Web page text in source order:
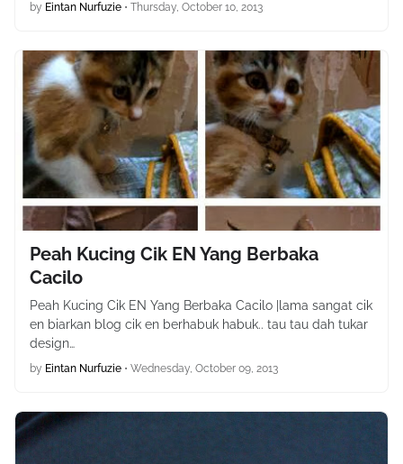
by Eintan Nurfuzie • Thursday, October 10, 2013
Peah Kucing Cik EN Yang Berbaka
Cacilo
Peah Kucing Cik EN Yang Berbaka Cacilo |lama sangat cik
en biarkan blog cik en berhabuk habuk.. tau tau dah tukar
design…
by Eintan Nurfuzie • Wednesday, October 09, 2013